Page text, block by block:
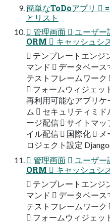
簡単なToDoアプリ 
とリスト
 管理画面  ユーザ
ORM  キャッシュシ
 テンプレートエンジ
マンド  データベース
テストフレームワーク
 フォームウィジェッ
再利用可能なアプリケ
ム  セキュリティミ
ージ配信  サイトマ
イル配信  国際化 
ロジェクト設定
 管理画面  ユーザ
ORM  キャッシュシ
 テンプレートエンジ
マンド  データベース
テストフレームワーク
 フォームウィジェッ